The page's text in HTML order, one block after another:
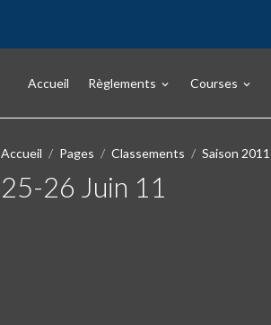
Accueil Règlements Courses
Accueil Pages Classements Saison 2011
25-26 Juin 11